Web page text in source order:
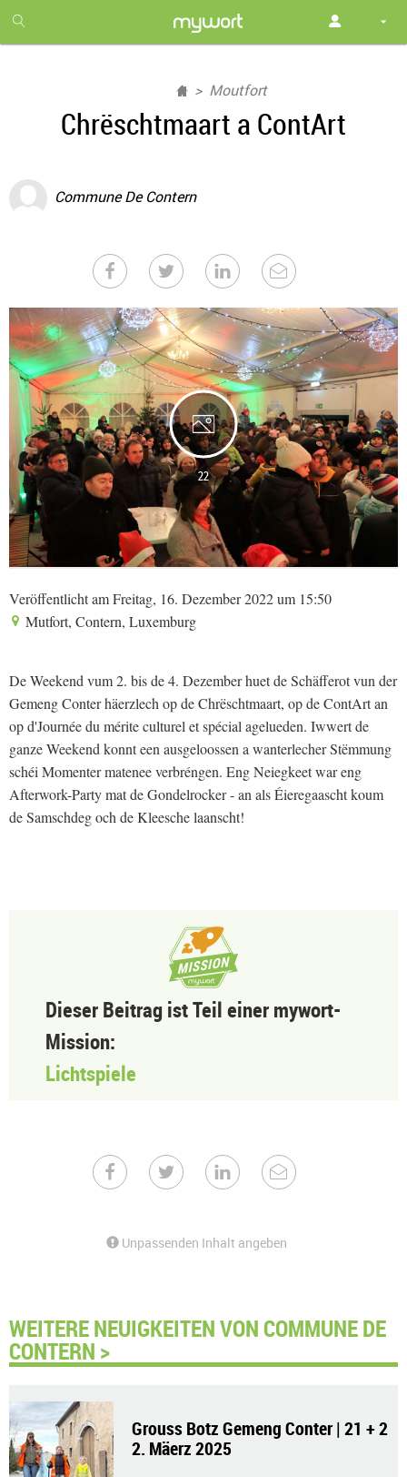
month
free
Moutfort
Chrëschtmaart a ContArt
Commune De Contern
22
Veröffentlicht am Freitag, 16. Dezember 2022 um 15:50
Mutfort, Contern, Luxemburg
De Weekend vum 2. bis de 4. Dezember huet de Schäfferot vun der
Gemeng Conter häerzlech op de Chrëschtmaart, op de ContArt an
op d'Journée du mérite culturel et spécial agelueden. Iwwert de
ganze Weekend konnt een ausgeloossen a wanterlecher Stëmmung
schéi Momenter matenee verbréngen. Eng Neiegkeet war eng
Afterwork-Party mat de Gondelrocker - an als Éieregaascht koum
de Samschdeg och de Kleesche laanscht!
Dieser Beitrag ist Teil einer mywort-
Mission:
Lichtspiele
Unpassenden Inhalt angeben
WEITERE NEUIGKEITEN VON COMMUNE DE
CONTERN >
Grouss Botz Gemeng Conter | 21 + 2
2. Mäerz 2025